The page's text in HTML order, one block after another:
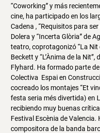
“Coworking” y más
cine, ha participado en los
Cadena , “Requisitos para
Dolera y “Incerta Glòria” de
teatro, coprotagonizó “La Nit
Beckett y “L’Ànima de la
Flyhard. Ha formado parte
Colectiva Espai en
cocreado los montajes “Et
festa seria més divertida) en
recibiendo muy buenas
Festival Escènia de
compositora de la banda